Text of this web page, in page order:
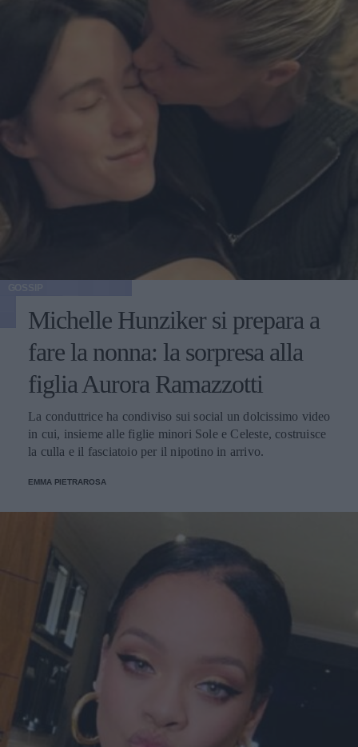
Michelle Hunziker si prepara a
fare la nonna: la sorpresa alla
figlia Aurora Ramazzotti
La conduttrice ha condiviso sui social un dolcissimo video
in cui, insieme alle figlie minori Sole e Celeste, costruisce
la culla e il fasciatoio per il nipotino in arrivo.
EMMA PIETRAROSA